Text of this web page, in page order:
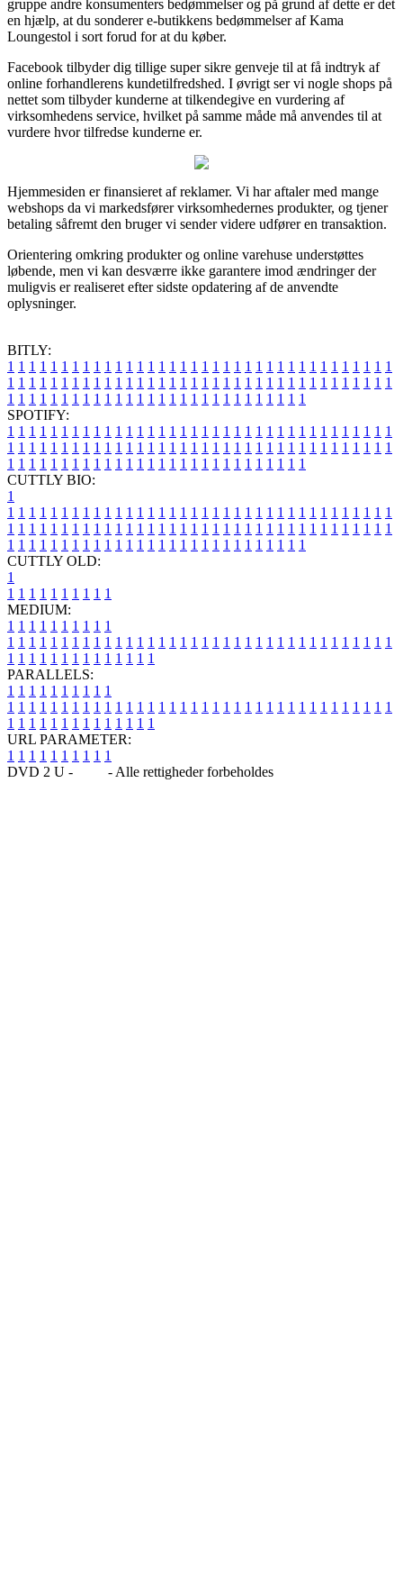
gruppe andre konsumenters bedømmelser og på grund af dette er det
en hjælp, at du sonderer e-butikkens bedømmelser af Kama
Loungestol i sort forud for at du køber.
Facebook tilbyder dig tillige super sikre genveje til at få indtryk af
online forhandlerens kundetilfredshed. I øvrigt ser vi nogle shops på
nettet som tilbyder kunderne at tilkendegive en vurdering af
virksomhedens service, hvilket på samme måde må anvendes til at
vurdere hvor tilfredse kunderne er.
Hjemmesiden er finansieret af reklamer. Vi har aftaler med mange
webshops da vi markedsfører virksomhedernes produkter, og tjener
betaling såfremt den bruger vi sender videre udfører en transaktion.
Orientering omkring produkter og online varehuse understøttes
løbende, men vi kan desværre ikke garantere imod ændringer der
muligvis er realiseret efter sidste opdatering af de anvendte
oplysninger.
BITLY:
1 1 1 1 1 1 1 1 1 1 1 1 1 1 1 1 1 1 1 1 1 1 1 1 1 1 1 1 1 1 1 1 1 1 1 1
1 1 1 1 1 1 1 1 1 1 1 1 1 1 1 1 1 1 1 1 1 1 1 1 1 1 1 1 1 1 1 1 1 1 1 1
1 1 1 1 1 1 1 1 1 1 1 1 1 1 1 1 1 1 1 1 1 1 1 1 1 1 1 1
SPOTIFY:
1 1 1 1 1 1 1 1 1 1 1 1 1 1 1 1 1 1 1 1 1 1 1 1 1 1 1 1 1 1 1 1 1 1 1 1
1 1 1 1 1 1 1 1 1 1 1 1 1 1 1 1 1 1 1 1 1 1 1 1 1 1 1 1 1 1 1 1 1 1 1 1
1 1 1 1 1 1 1 1 1 1 1 1 1 1 1 1 1 1 1 1 1 1 1 1 1 1 1 1
CUTTLY BIO:
1
1 1 1 1 1 1 1 1 1 1 1 1 1 1 1 1 1 1 1 1 1 1 1 1 1 1 1 1 1 1 1 1 1 1 1 1
1 1 1 1 1 1 1 1 1 1 1 1 1 1 1 1 1 1 1 1 1 1 1 1 1 1 1 1 1 1 1 1 1 1 1 1
1 1 1 1 1 1 1 1 1 1 1 1 1 1 1 1 1 1 1 1 1 1 1 1 1 1 1 1
CUTTLY OLD:
1
1 1 1 1 1 1 1 1 1 1
MEDIUM:
1 1 1 1 1 1 1 1 1 1
1 1 1 1 1 1 1 1 1 1 1 1 1 1 1 1 1 1 1 1 1 1 1 1 1 1 1 1 1 1 1 1 1 1 1 1
1 1 1 1 1 1 1 1 1 1 1 1 1 1
PARALLELS:
1 1 1 1 1 1 1 1 1 1
1 1 1 1 1 1 1 1 1 1 1 1 1 1 1 1 1 1 1 1 1 1 1 1 1 1 1 1 1 1 1 1 1 1 1 1
1 1 1 1 1 1 1 1 1 1 1 1 1 1
URL PARAMETER:
1 1 1 1 1 1 1 1 1 1
DVD 2 U -
- Alle rettigheder forbeholdes